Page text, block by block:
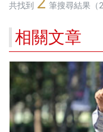
共找到 筆搜尋結果（
相關文章